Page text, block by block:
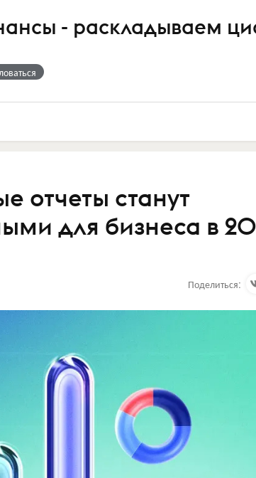
- раскладываем
отчеты станут
для бизнеса в
Поделиться: